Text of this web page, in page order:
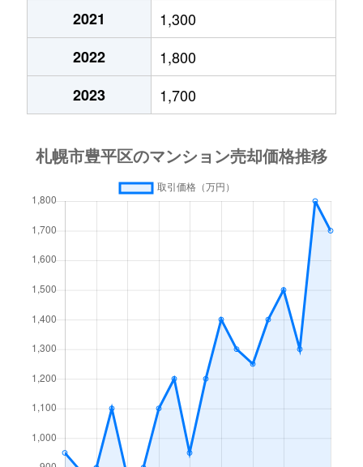
月寒西４条
700万円
月寒西５条
810万円
月寒西５条
1,600万円
月寒東１条
2,300万円 月寒中央
徒歩
2,100万円 月寒中央
月寒東１条
徒歩
月寒東１条
2,100万円 福住
月寒東１条
福住
月寒東１条
3,400万円 福住
月寒東１条
3,500万円
月寒東１条
800万円
2021
1,300
2022
1,800
2023
1,700